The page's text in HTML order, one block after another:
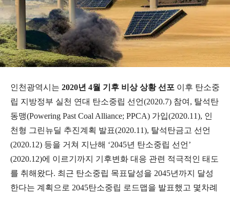
인천광역시는 2020년 4월 기후 비상 상황 선포 이후 탄소중
립 지방정부 실천 연대 탄소중립 선언(2020.7) 참여, 탈석탄
동맹(Powering Past Coal Alliance; PPCA) 가입(2020.11), 인
천형 그린뉴딜 추진계획 발표(2020.11), 탈석탄금고 선언
(2020.12) 등을 거쳐 지난해 ‘2045년 탄소중립 선언’
(2020.12)에 이르기까지 기후변화 대응 관련 적극적인 태도
를 취해왔다. 최근 탄소중립 목표달성을 2045년까지 달성
한다는 계획으로 2045탄소중립 로드맵을 발표했고 몇차례